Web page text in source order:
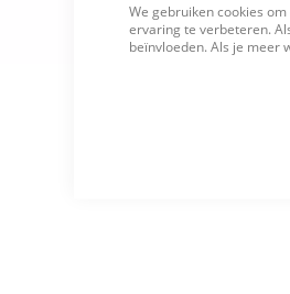
We gebruiken cookies
ervaring te verbeteren.
beïnvloeden. Als je meer